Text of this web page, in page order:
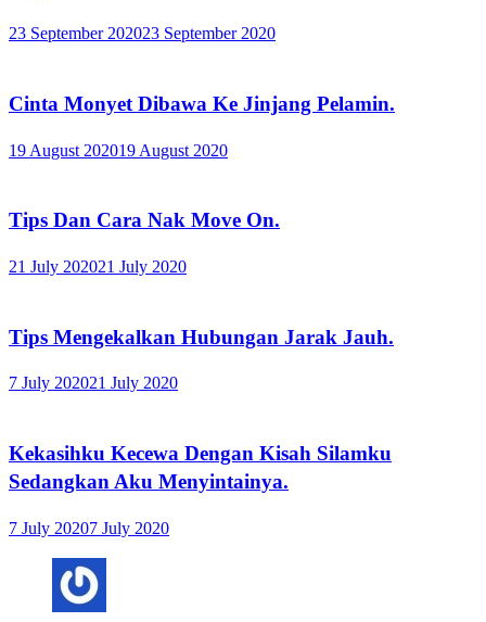
23 September 202023 September 2020
Cinta Monyet Dibawa Ke Jinjang Pelamin.
19 August 202019 August 2020
Tips Dan Cara Nak Move On.
21 July 202021 July 2020
Tips Mengekalkan Hubungan Jarak Jauh.
7 July 202021 July 2020
Kekasihku Kecewa Dengan Kisah Silamku
Sedangkan Aku Menyintainya.
7 July 20207 July 2020